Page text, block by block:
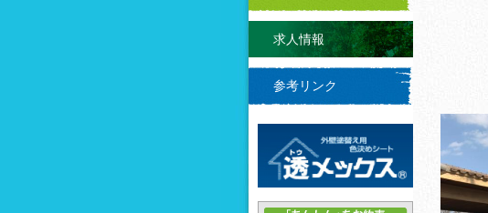
求人情報
参考リンク